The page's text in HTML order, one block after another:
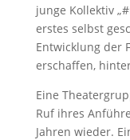
junge Kollektiv
erstes selbst
Entwicklung der
erschaffen,
Eine
Ruf ihres
Jahren wieder.